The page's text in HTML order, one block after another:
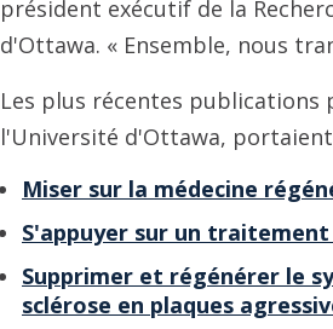
président exécutif de la
d'Ottawa. « Ensemble, nous
Les plus récentes
l'Université d'Ottawa,
Miser sur la médecine
S'appuyer sur un
Supprimer et régénérer le
sclérose en plaques